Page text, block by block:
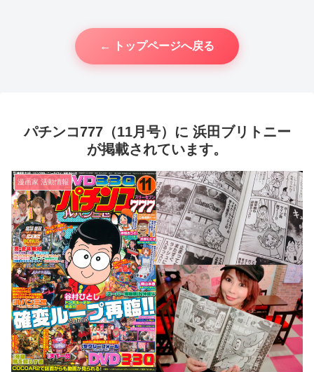
← トップページへ戻る
パチンコ777（11月号）に 浜田ブリトニー
が掲載されています。
漫画家 活動情報